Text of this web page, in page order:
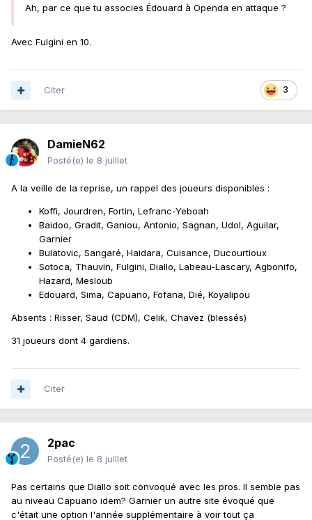
Ah, par ce que tu associes Édouard à Openda en attaque ?
Avec Fulgini en 10.
3
Citer
DamieN62
Posté(e) le 8 juillet
A la veille de la reprise, un rappel des joueurs disponibles :
Koffi, Jourdren, Fortin, Lefranc-Yeboah
Baidoo, Gradit, Ganiou, Antonio, Sagnan, Udol, Aguilar,
Garnier
Bulatovic, Sangaré, Haidara, Cuisance, Ducourtioux
Sotoca, Thauvin, Fulgini, Diallo, Labeau-Lascary, Agbonifo,
Hazard, Mesloub
Edouard, Sima, Capuano, Fofana, Dié, Koyalipou
Absents : Risser, Saud (CDM), Celik, Chavez (blessés)
31 joueurs dont 4 gardiens.
Citer
2pac
Posté(e) le 8 juillet
Pas certains que Diallo soit convoqué avec les pros. Il semble pas
au niveau Capuano idem? Garnier un autre site évoqué que
c'était une option l'année supplémentaire à voir tout ça